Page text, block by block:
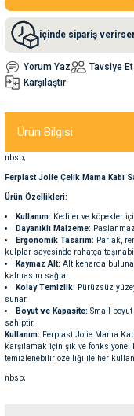
Su Kabları
Kemikleri
içinde sipariş
Yorum Yaz Tavsiye Et
Karşılaştır
Ürün Bilgisi
nbsp;
Ferplast Jolie Çelik Mama Kabı
Ürün Özellikleri:
Kullanım: Kediler ve köpekler
Dayanıklı Malzeme:
Ergonomik Tasarım: Parlak,
kulplar sayesinde rahatça
Kaymaz Alt: Alt kenarda
kalmasını sağlar.
Kolay Temizlik: Pürüzsüz
sunar.
Boyut ve Kapasite: Small
sahiptir.
Kullanım: Ferplast Jolie Mama
karşılamak için şık ve fonksiyonel
temizlenebilir özelliği ile her
nbsp;